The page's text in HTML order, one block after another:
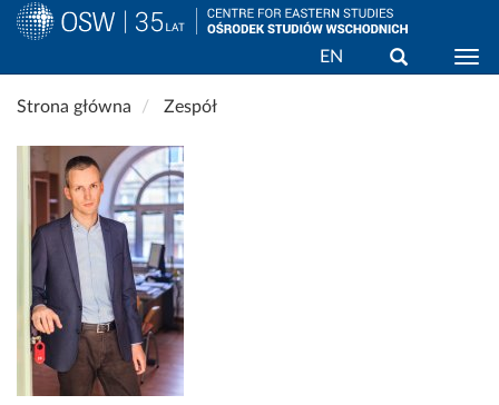
Przejdź
do
treści
EN Wyszukaj
Strona główna Zespół